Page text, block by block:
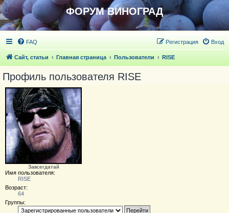
ФОРУМ ВИНОГРАД
FAQ Вход
Регистрация
Сайт, статьи Главная страница Пользователи RISE
Профиль пользователя RISE
Завсегдатай
Имя пользователя:
RISE
Возраст:
64
Группы: